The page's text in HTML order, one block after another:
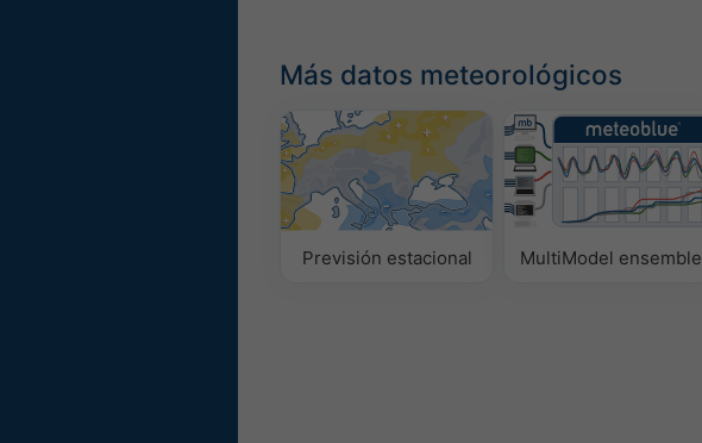
Más datos meteorológicos
Previsión estacional MultiModel ensemble